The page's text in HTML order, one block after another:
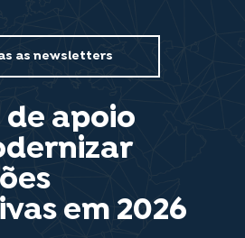
as newsletters
de apoio
em 2026